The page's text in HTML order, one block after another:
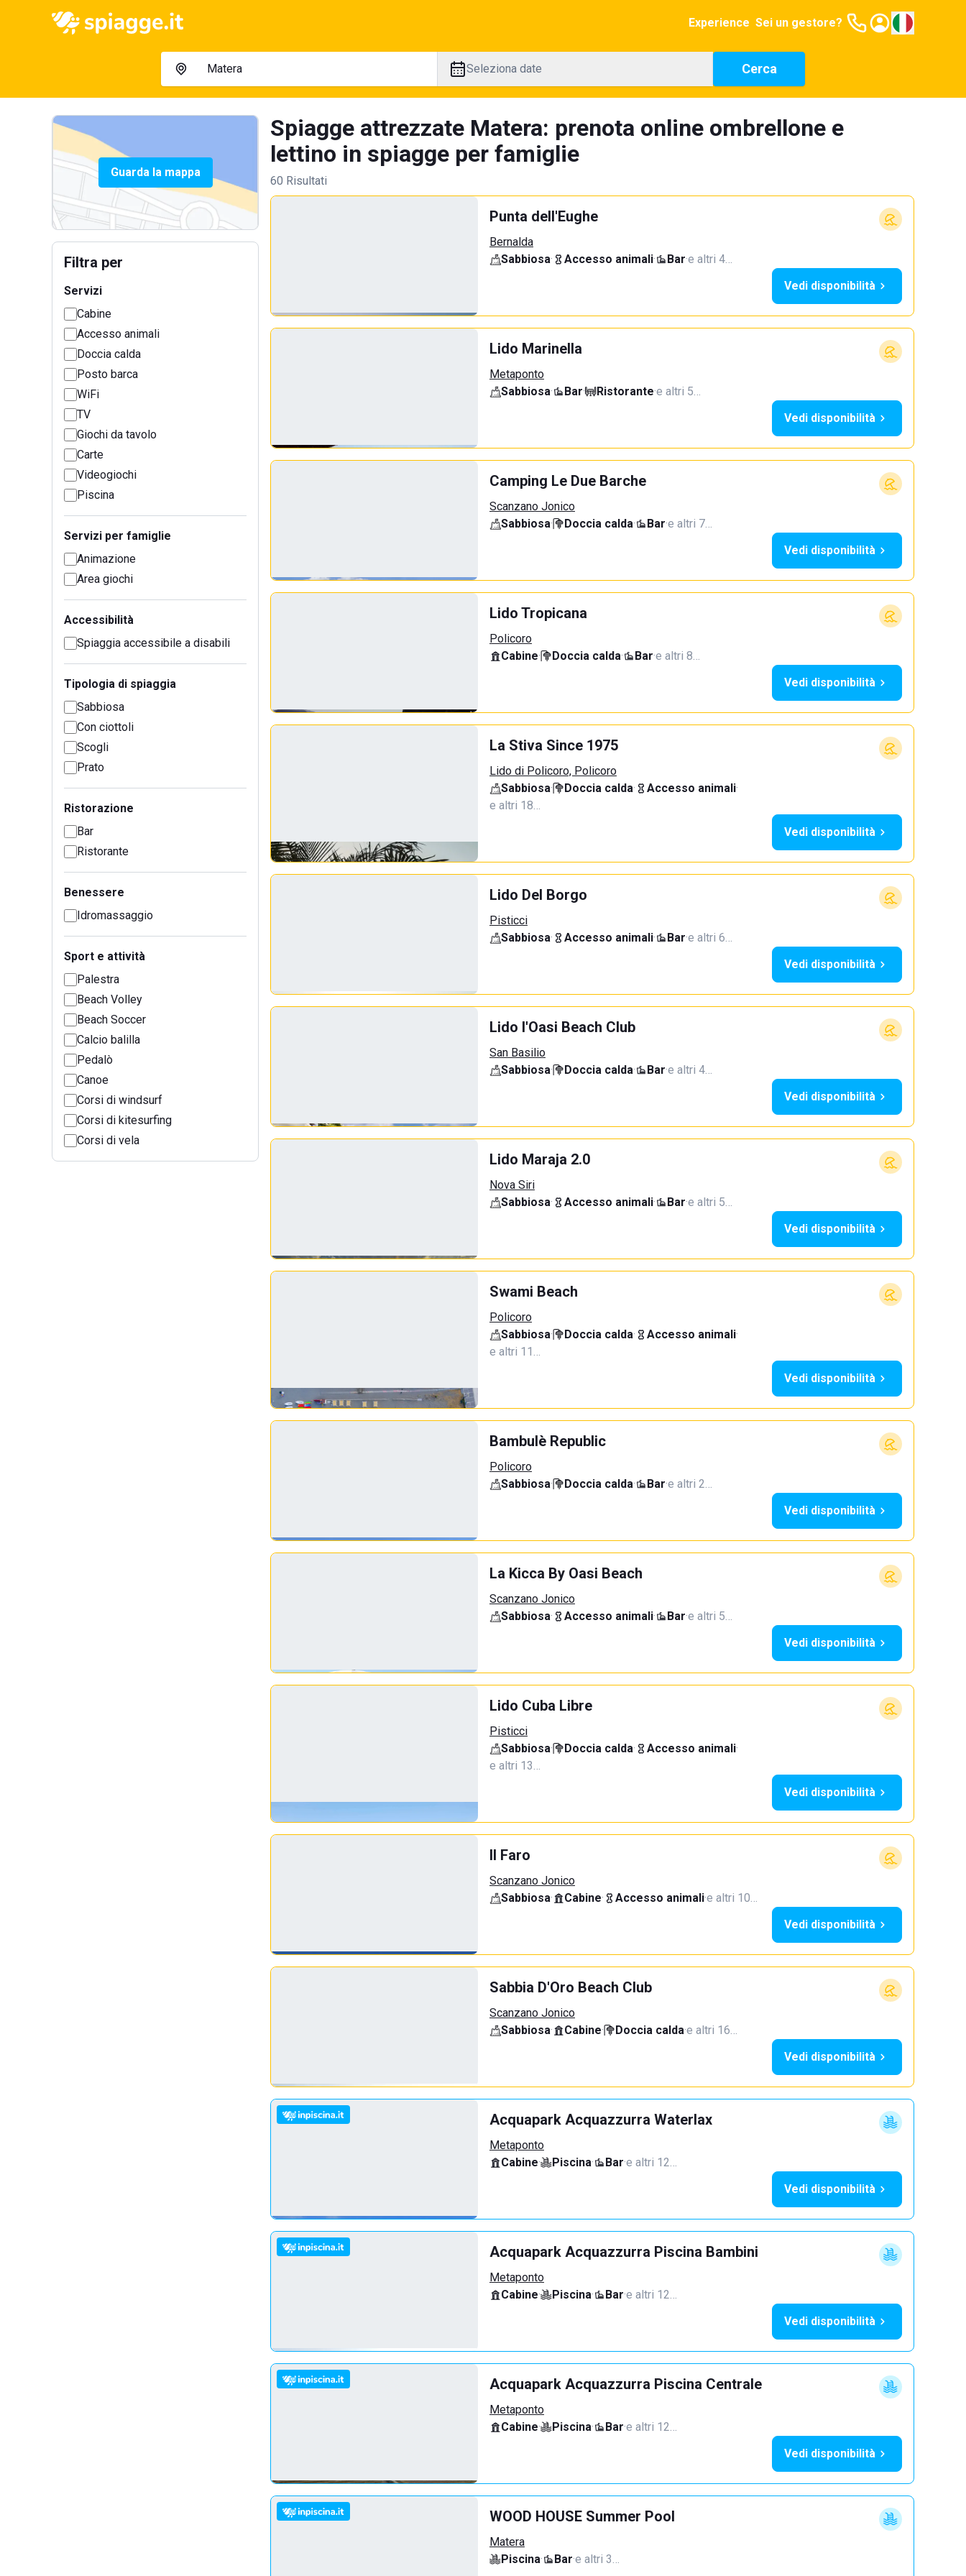
Experience Sei un gestore?
Seleziona date Cerca
Guarda la mappa
Filtra per
Servizi
Cabine
Accesso animali
Doccia calda
Posto barca
WiFi
TV
Giochi da tavolo
Carte
Videogiochi
Piscina
Servizi per famiglie
Animazione
Area giochi
Accessibilità
Spiaggia accessibile a disabili
Tipologia di spiaggia
Sabbiosa
Con ciottoli
Scogli
Prato
Ristorazione
Bar
Ristorante
Benessere
Idromassaggio
Sport e attività
Palestra
Beach Volley
Beach Soccer
Calcio balilla
Pedalò
Canoe
Corsi di windsurf
Corsi di kitesurfing
Corsi di vela
Spiagge attrezzate Matera: prenota online ombrellone e
lettino in spiagge per famiglie
60 Risultati
Punta dell'Eughe
Bernalda
Sabbiosa· Accesso animali· Bar·e altri 4…
Vedi disponibilità
Lido Marinella
Metaponto
Sabbiosa· Bar· Ristorante·e altri 5…
Vedi disponibilità
Camping Le Due Barche
Scanzano Jonico
Sabbiosa· Doccia calda· Bar·e altri 7…
Vedi disponibilità
Lido Tropicana
Policoro
Cabine· Doccia calda· Bar·e altri 8…
Vedi disponibilità
La Stiva Since 1975
Lido di Policoro, Policoro
Sabbiosa· Doccia calda· Accesso animali·
e altri 18…
Vedi disponibilità
Lido Del Borgo
Pisticci
Sabbiosa· Accesso animali· Bar·e altri 6…
Vedi disponibilità
Lido l'Oasi Beach Club
San Basilio
Sabbiosa· Doccia calda· Bar·e altri 4…
Vedi disponibilità
Lido Maraja 2.0
Nova Siri
Sabbiosa· Accesso animali· Bar·e altri 5…
Vedi disponibilità
Swami Beach
Policoro
Sabbiosa· Doccia calda· Accesso animali·
e altri 11…
Vedi disponibilità
Bambulè Republic
Policoro
Sabbiosa· Doccia calda· Bar·e altri 2…
Vedi disponibilità
La Kicca By Oasi Beach
Scanzano Jonico
Sabbiosa· Accesso animali· Bar·e altri 5…
Vedi disponibilità
Lido Cuba Libre
Pisticci
Sabbiosa· Doccia calda· Accesso animali·
e altri 13…
Vedi disponibilità
Il Faro
Scanzano Jonico
Sabbiosa· Cabine· Accesso animali·e altri 10…
Vedi disponibilità
Sabbia D'Oro Beach Club
Scanzano Jonico
Sabbiosa· Cabine· Doccia calda·e altri 16…
Vedi disponibilità
Acquapark Acquazzurra Waterlax
Metaponto
Cabine· Piscina· Bar·e altri 12…
Vedi disponibilità
Acquapark Acquazzurra Piscina Bambini
Metaponto
Cabine· Piscina· Bar·e altri 12…
Vedi disponibilità
Acquapark Acquazzurra Piscina Centrale
Metaponto
Cabine· Piscina· Bar·e altri 12…
Vedi disponibilità
WOOD HOUSE Summer Pool
Matera
Piscina· Bar·e altri 3…